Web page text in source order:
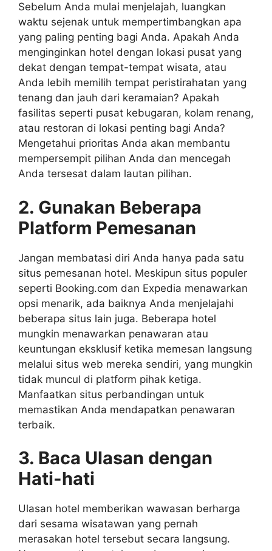
Sebelum Anda mulai menjelajah, luangkan
waktu sejenak untuk mempertimbangkan apa
yang paling penting bagi Anda. Apakah Anda
menginginkan hotel dengan lokasi pusat yang
dekat dengan tempat-tempat wisata, atau
Anda lebih memilih tempat peristirahatan yang
tenang dan jauh dari keramaian? Apakah
fasilitas seperti pusat kebugaran, kolam renang,
atau restoran di lokasi penting bagi Anda?
Mengetahui prioritas Anda akan membantu
mempersempit pilihan Anda dan mencegah
Anda tersesat dalam lautan pilihan.
2. Gunakan Beberapa
Platform Pemesanan
Jangan membatasi diri Anda hanya pada satu
situs pemesanan hotel. Meskipun situs populer
seperti Booking.com dan Expedia menawarkan
opsi menarik, ada baiknya Anda menjelajahi
beberapa situs lain juga. Beberapa hotel
mungkin menawarkan penawaran atau
keuntungan eksklusif ketika memesan langsung
melalui situs web mereka sendiri, yang mungkin
tidak muncul di platform pihak ketiga.
Manfaatkan situs perbandingan untuk
memastikan Anda mendapatkan penawaran
terbaik.
3. Baca Ulasan dengan
Hati-hati
Ulasan hotel memberikan wawasan berharga
dari sesama wisatawan yang pernah
merasakan hotel tersebut secara langsung.